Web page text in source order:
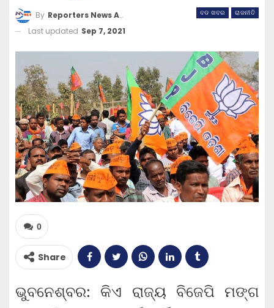
ବଡ ଖବର ରାଜନୀତି
By Reporters News Agency
Last updated Sep 7, 2021
0
Share
ଭୁବନେଶ୍ବର: କିଏ ରାଜ୍ୟ ବିଜେପି ମଙ୍ଗ